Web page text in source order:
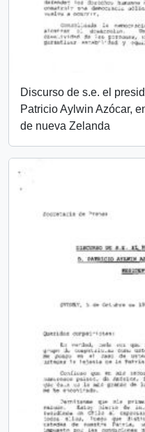
Discurso de s.e. el
Patricio Aylwin Azócar,
de nueva Zelanda